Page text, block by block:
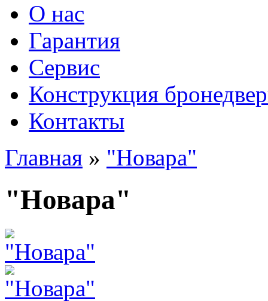
О нас
Гарантия
Сервис
Конструкция
Контакты
Главная » "Новара"
"Новара"